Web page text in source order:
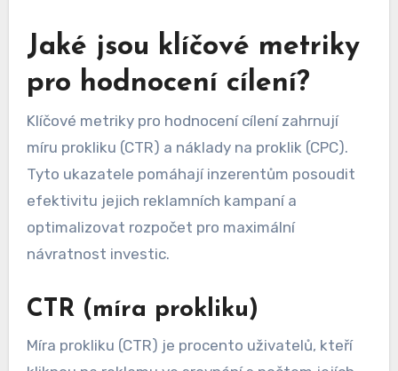
Jaké jsou klíčové metriky
pro hodnocení cílení?
míru prokliku (CTR) a náklady na proklik (CPC).
efektivitu jejich reklamních kampaní a